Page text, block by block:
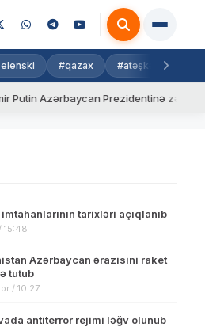
#qazax #atəşkəs
Azərbaycan Prezidentinə zəng edib
tarixləri açıqlanıb
15:48
Azərbaycan ərazisini raket
tutub
/ 10:27
antiterror rejimi ləğv olunub